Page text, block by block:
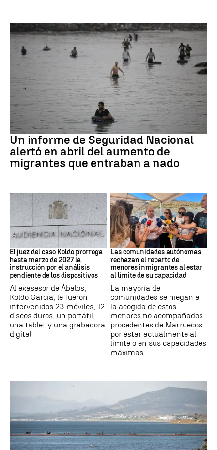
Ceuta
Un informe de Seguridad Nacional
alertó en abril del aumento de
migrantes que entraban a nado
Caso Koldo
El juez del caso Koldo prorroga
hasta marzo de 2027 la
instrucción por el análisis
pendiente de los dispositivos
Al exasesor de Ábalos,
Koldo García, le fueron
intervenidos 23 móviles, 12
discos duros, un portátil,
una tablet y una grabadora
digital
Crisis Migratoria
Las comunidades autónomas
rechazan el reparto de
menores inmigrantes al estar
al límite de su capacidad
La mayoría de
comunidades se niegan a
la acogida de estos
menores no acompañados
procedentes de Marruecos
por estar actualmente al
límite o en sus capacidades
máximas.